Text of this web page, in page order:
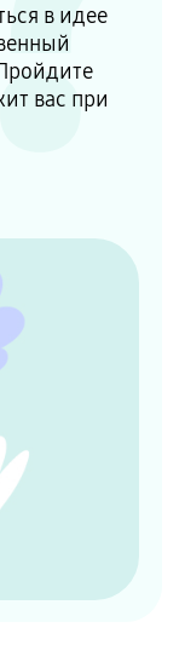
в идее
вас при